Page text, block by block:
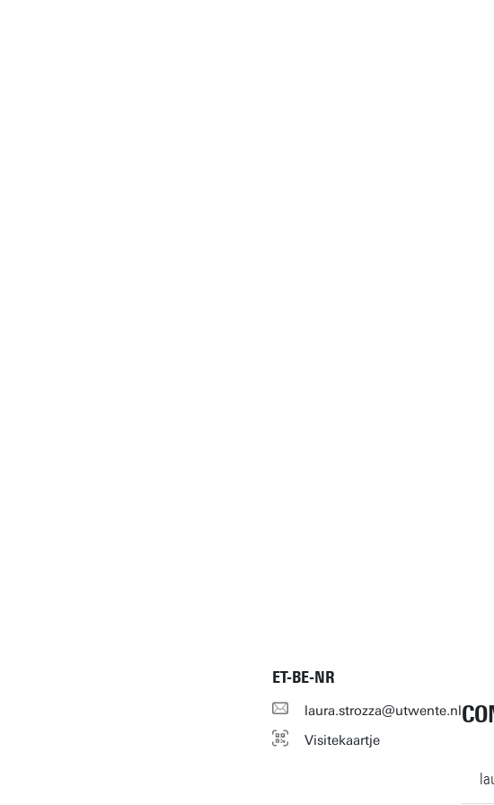
ET-BE-NR
laura.strozza@utwente.nl
Visitekaartje